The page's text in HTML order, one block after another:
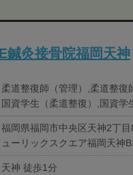
鍼灸接骨院福岡天神
柔道整復師（管理）,柔道整復
国資学生（柔道整復）,国資学
福岡県福岡市中央区天神2丁目
ューリックスクエア福岡天神
天神 徒歩1分